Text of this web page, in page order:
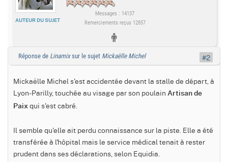
AUTEUR DU SUJET
Messages : 14137
Remerciements reçus 12857
Réponse de Linamixsur le sujet Mickaëlle Michel
Mickaëlle Michel s'est accidentée devant la stalle de départ, à
Lyon-Parilly, touchée au visage par son poulain Artisan de
Paix qui s'est cabré.
Il semble qu'elle ait perdu connaissance sur la piste. Elle a été
transférée à l'hôpital mais le service médical tenait à rester
prudent dans ses déclarations, selon Equidia.
#2